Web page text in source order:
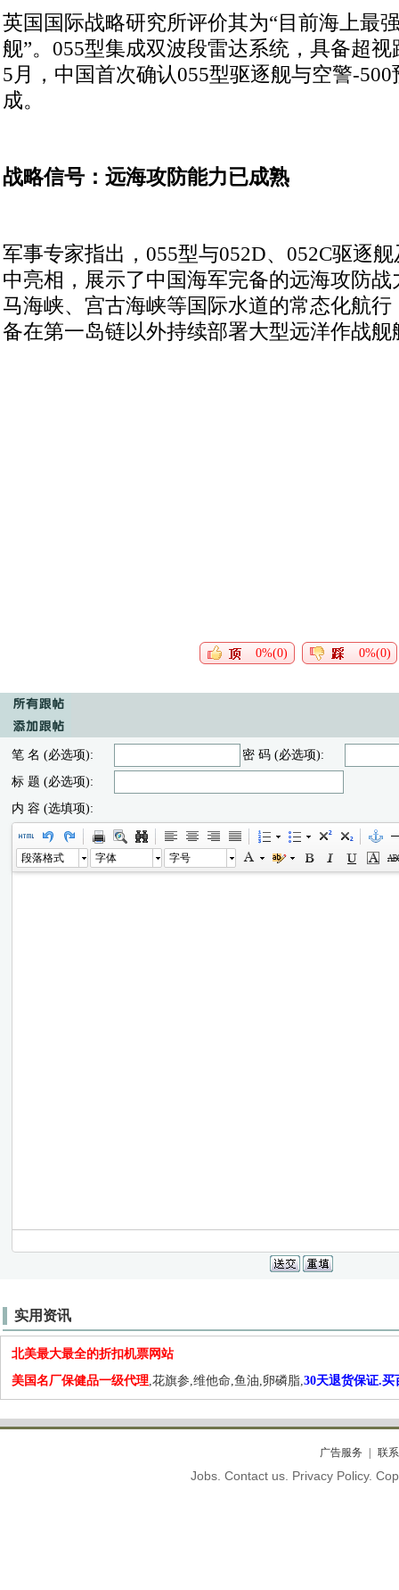
英国国际战略研究所评价其为“目前海上最
舰”。055型集成双波段雷达系统，具备超
5月，中国首次确认055型驱逐舰与空警-
成。
战略信号：远海攻防能力已成熟
军事专家指出，055型与052D、052C驱逐
中亮相，展示了中国海军完备的远海攻防
马海峡、宫古海峡等国际水道的常态化航
备在第一岛链以外持续部署大型远洋作战
0%(0) 0%(0)
笔 名 (必选项):
密 码 (必选项):
标 题 (必选项):
内 容 (选填项):
段落格式 字体 字号
实用资讯
北美最大最全的折扣机票网站
美国名厂保健品一级代理,花旗参,维他命,鱼油,卵磷脂,30天退货保证.买
广告服务 联
Jobs. Contact us. Privacy Policy.